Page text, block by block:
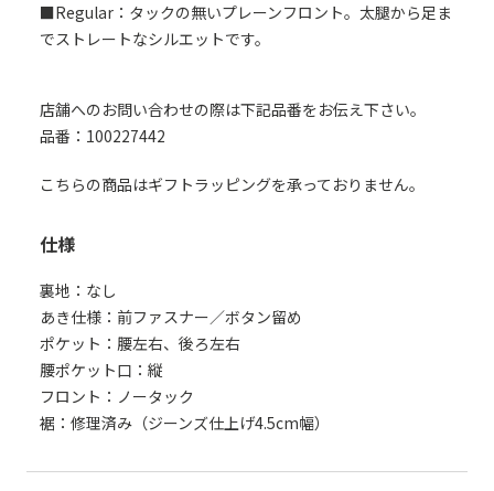
■Regular：タックの無いプレーンフロント。太腿から足ま
でストレートなシルエットです。
店舗へのお問い合わせの際は下記品番をお伝え下さい。
品番：100227442
こちらの商品はギフトラッピングを承っておりません。
仕様
裏地：なし
あき仕様：前ファスナー／ボタン留め
ポケット：腰左右、後ろ左右
腰ポケット口：縦
フロント：ノータック
裾：修理済み（ジーンズ仕上げ4.5cm幅）